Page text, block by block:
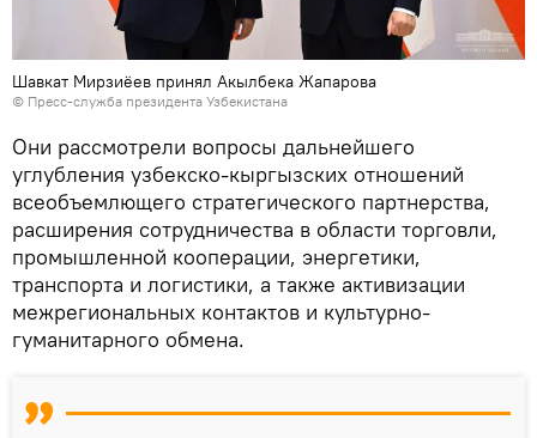
Шавкат Мирзиёев принял Акылбека Жапарова
© Пресс-служба президента Узбекистана
Они рассмотрели вопросы дальнейшего
углубления узбекско-кыргызских отношений
всеобъемлющего стратегического партнерства,
расширения сотрудничества в области торговли,
промышленной кооперации, энергетики,
транспорта и логистики, а также активизации
межрегиональных контактов и культурно-
гуманитарного обмена.